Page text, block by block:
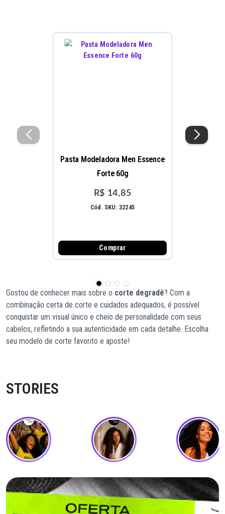
Pasta Modeladora Men Essence
Forte 60g
R$ 14,85
Cód. SKU: 32245
Comprar
Gostou de conhecer mais sobre o corte degradê? Com a
combinação certa de corte e cuidados adequados, é possível
conquistar um visual único e cheio de personalidade com seus
cabelos, refletindo a sua autenticidade em cada detalhe. Escolha
seu modelo de corte favorito e aposte!
STORIES